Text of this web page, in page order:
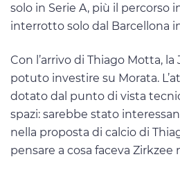
solo in Serie A, più il percorso
interrotto solo dal Barcellona
Con l’arrivo di Thiago Motta,
potuto investire su Morata.
dotato dal punto di vista
spazi: sarebbe stato
nella proposta di calcio di
pensare a cosa faceva Zirkzee